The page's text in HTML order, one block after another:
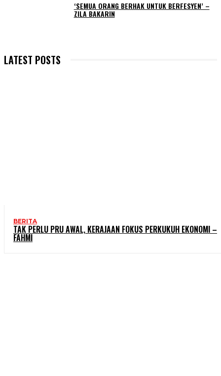
‘SEMUA ORANG BERHAK UNTUK BERFESYEN’ –
ZILA BAKARIN
LATEST POSTS
BERITA
TAK PERLU PRU AWAL, KERAJAAN FOKUS PERKUKUH EKONOMI –
FAHMI